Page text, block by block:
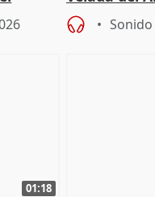
"Andalucía
cita
01:18